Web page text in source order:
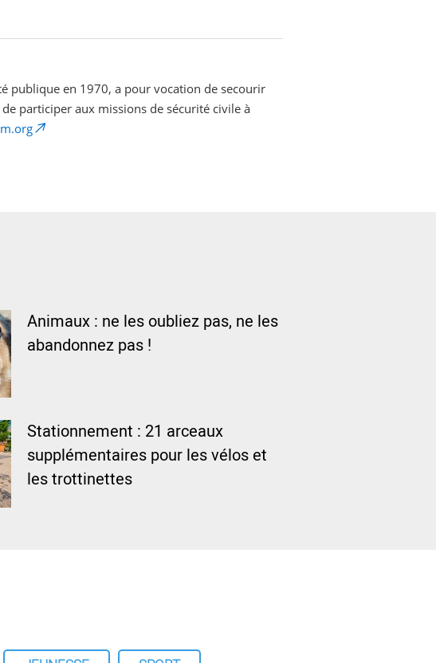
publique en 1970, a pour vocation de secourir
participer aux missions de sécurité civile à
Animaux : ne les oubliez pas, ne les
abandonnez pas !
Stationnement : 21 arceaux
supplémentaires pour les vélos et
les trottinettes